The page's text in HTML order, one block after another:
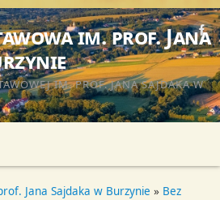
narzędzi
im. prof. Jana
IM. PROF. JANA SAJDAKA W
Jana Sajdaka w Burzynie » Bez